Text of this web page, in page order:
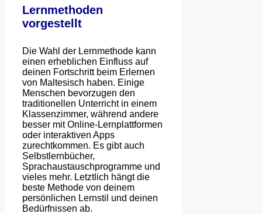
Lernmethoden
vorgestellt
Die Wahl der Lernmethode kann
einen erheblichen Einfluss auf
deinen Fortschritt beim Erlernen
von Maltesisch haben. Einige
Menschen bevorzugen den
traditionellen Unterricht in einem
Klassenzimmer, während andere
besser mit Online-Lernplattformen
oder interaktiven Apps
zurechtkommen. Es gibt auch
Selbstlernbücher,
Sprachaustauschprogramme und
vieles mehr. Letztlich hängt die
beste Methode von deinem
persönlichen Lernstil und deinen
Bedürfnissen ab.